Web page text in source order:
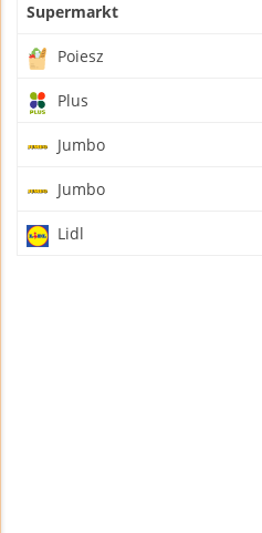
Supermarkt
Poiesz
Plus
Jumbo
Jumbo
Lidl